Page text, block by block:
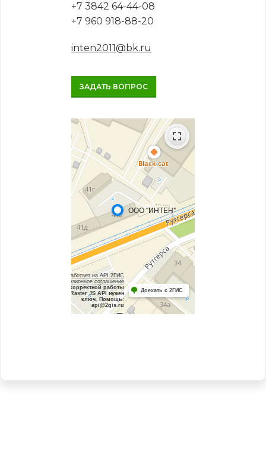
+7 3842 64-44-08
+7 960 918-88-20
inten2011@bk.ru
ЗАДАТЬ ВОПРОС